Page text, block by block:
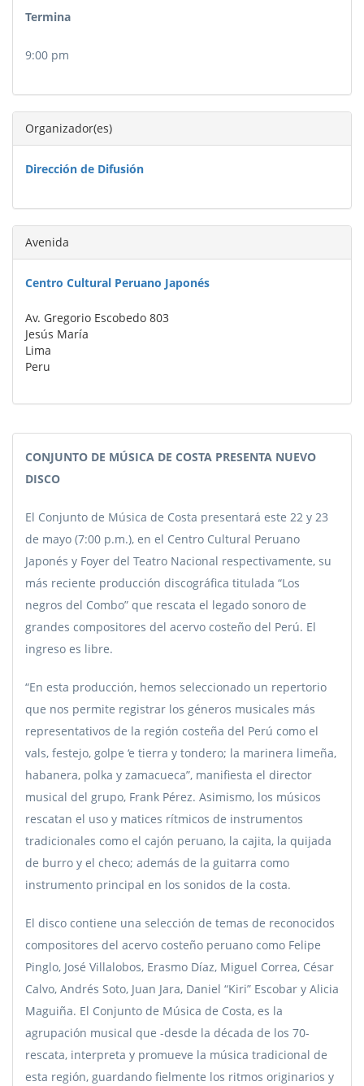
Termina
9:00 pm
Organizador(es)
Dirección de Difusión
Avenida
Centro Cultural Peruano Japonés
Av. Gregorio Escobedo 803
Jesús María
Lima
Peru
CONJUNTO DE MÚSICA DE COSTA PRESENTA NUEVO
DISCO
El Conjunto de Música de Costa presentará este 22 y 23
de mayo (7:00 p.m.), en el Centro Cultural Peruano
Japonés y Foyer del Teatro Nacional respectivamente, su
más reciente producción discográfica titulada “Los
negros del Combo” que rescata el legado sonoro de
grandes compositores del acervo costeño del Perú. El
ingreso es libre.
“En esta producción, hemos seleccionado un repertorio
que nos permite registrar los géneros musicales más
representativos de la región costeña del Perú como el
vals, festejo, golpe ‘e tierra y tondero; la marinera limeña,
habanera, polka y zamacueca”, manifiesta el director
musical del grupo, Frank Pérez. Asimismo, los músicos
rescatan el uso y matices rítmicos de instrumentos
tradicionales como el cajón peruano, la cajita, la quijada
de burro y el checo; además de la guitarra como
instrumento principal en los sonidos de la costa.
El disco contiene una selección de temas de reconocidos
compositores del acervo costeño peruano como Felipe
Pinglo, José Villalobos, Erasmo Díaz, Miguel Correa, César
Calvo, Andrés Soto, Juan Jara, Daniel “Kiri” Escobar y Alicia
Maguiña. El Conjunto de Música de Costa, es la
agrupación musical que -desde la década de los 70-
rescata, interpreta y promueve la música tradicional de
esta región, guardando fielmente los ritmos originarios y